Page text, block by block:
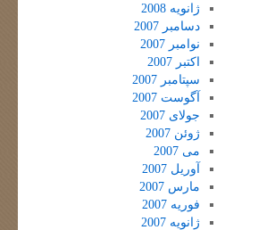
ژانویه 2008
دسامبر 2007
نوامبر 2007
اکتبر 2007
سپتامبر 2007
آگوست 2007
جولای 2007
ژوئن 2007
می 2007
آوریل 2007
مارس 2007
فوریه 2007
ژانویه 2007